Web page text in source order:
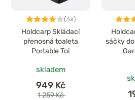
(3x)
Holdcarp Skládací
přenosná toaleta
Portable Toi
skladem
949 Kč
1 259 Kč
sáčky